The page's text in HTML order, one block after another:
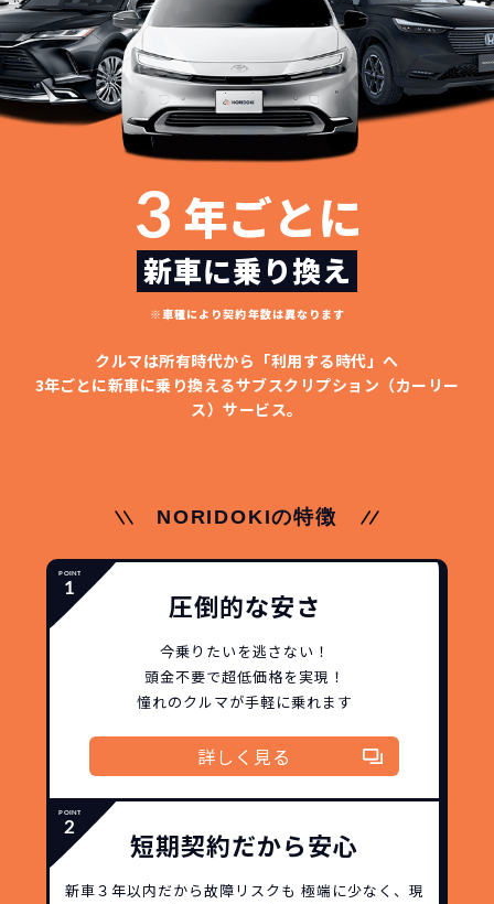
3 年ごとに
新車に乗り換え
※車種により契約年数は異なります
クルマは所有時代から「利用する時代」へ
3年ごとに新車に乗り換えるサブスクリプション（カーリー
ス）サービス。
NORIDOKIの特徴
圧倒的な安さ
今乗りたいを逃さない！
頭金不要で超低価格を実現！
憧れのクルマが手軽に乗れます
詳しく見る
短期契約だから安心
新車３年以内だから故障リスクも 極端に少なく、 現
どこよりも安く ご契約いただけます！
NORIDOKIは高残価設定を実現！
頭金不要で超低価格！憧れのクルマが手軽に乗れ
ます！
安さの秘密
低価格が可能に！
ジョイカルジャパンが今まで培ってきた
日本全国・世界中の流通ネットワークと
ノウハウを集約することでこの「超高残
価設定」を実現しました。
また特定の車両に絞ることによりこの価
格設定が可能となりました。
短期間だから安心！
NORIDOKIなら短期リースでも安いんです！
に新車なので故障の心配がありませんし、急なラ
イフスタイルの変化にも対応が可能です。
故障リスクが非常に低い
ー保証があるから安心です。
契約リスクが少ない
ライフスタイルに合わせたお車の選択が
えるなど。その時その時の状況に合わせ
た車を選べるっていいとおもいません
月々定額料金で安心
NORIDOKIなら頭金・ボーナス払い・諸経費・税
金など一切不要！月々「定額料金」をお支払い
いただくだけでご利用いただけます。
新車購入時の税金や
車を購入する場合、購入時に｢登録時諸費
ります。
これらの費用がコミコミの料金です。
継続的にかかる費用が
コミコミ